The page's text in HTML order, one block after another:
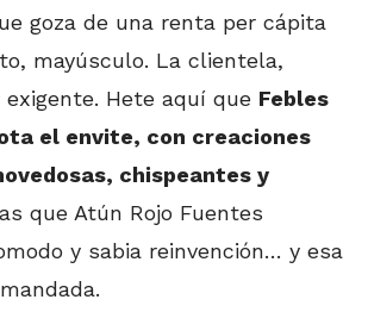
goza de una renta per cápita
mayúsculo. La clientela,
Hete aquí que Febles
el envite, con creaciones
chispeantes y
que Atún Rojo Fuentes
y sabia reinvención… y esa